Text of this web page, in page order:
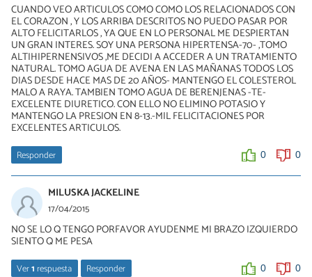
CUANDO VEO ARTICULOS COMO COMO LOS RELACIONADOS CON
EL CORAZON , Y LOS ARRIBA DESCRITOS NO PUEDO PASAR POR
ALTO FELICITARLOS , YA QUE EN LO PERSONAL ME DESPIERTAN
UN GRAN INTERES. SOY UNA PERSONA HIPERTENSA-70- ,TOMO
ALTIHIPERNENSIVOS ,ME DECIDI A ACCEDER A UN TRATAMIENTO
NATURAL. TOMO AGUA DE AVENA EN LAS MAÑANAS TODOS LOS
DIAS DESDE HACE MAS DE 20 AÑOS- MANTENGO EL COLESTEROL
MALO A RAYA. TAMBIEN TOMO AGUA DE BERENJENAS -TE-
EXCELENTE DIURETICO. CON ELLO NO ELIMINO POTASIO Y
MANTENGO LA PRESION EN 8-13.-MIL FELICITACIONES POR
EXCELENTES ARTICULOS.
Responder 0 0
MILUSKA JACKELINE
17/04/2015
NO SE LO Q TENGO PORFAVOR AYUDENME MI BRAZO IZQUIERDO
SIENTO Q ME PESA
Ver1respuesta Responder 0 0